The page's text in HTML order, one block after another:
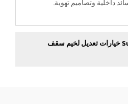
داخلية وتصاميم تهوية.
هل تقدم Sunday Campers خيارات تعديل لخيم سقف